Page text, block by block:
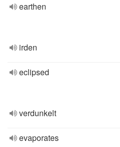
earthen
irden
eclipsed
verdunkelt
evaporates